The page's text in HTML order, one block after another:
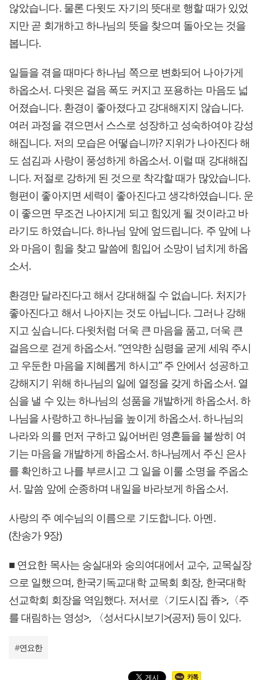
않았습니다. 물론 다윗도 자기의 뜻대로 행할 때가 있었
지만 곧 회개하고 하나님의 뜻을 찾으며 돌아오는 것을
봅니다.
일들을 겪을 때마다 하나님 쪽으로 변화되어 나아가게
하옵소서. 다윗은 걸음 폭도 커지고 포용하는 마음도 넓
어졌습니다. 환경이 좋아졌다고 강대해지지 않습니다.
여러 과정을 겪으면서 스스로 성장하고 성숙하여야 강성
해집니다. 저의 모습은 어떻습니까? 지위가 나아진다 해
도 섬김과 사랑이 풍성하게 하옵소서. 이럴 때 강대해집
니다. 저절로 강하게 된 것으로 착각할 때가 많았습니다.
형편이 좋아지면 세력이 좋아진다고 생각하였습니다. 운
이 좋으면 무조건 나아지게 되고 힘있게 될 것이라고 바
라기도 하였습니다. 하나님 앞에 엎드립니다. 주 앞에 나
와 마음이 힘을 찾고 말씀에 힘입어 소망이 넘치게 하옵
소서.
환경만 달라진다고 해서 강대해질 수 없습니다. 처지가
좋아진다고 해서 나아지는 것도 아닙니다. 그러나 강해
지고 싶습니다. 다윗처럼 더욱 큰 마음을 품고, 더욱 큰
걸음으로 걷게 하옵소서. “연약한 심령을 굳게 세워 주시
고 우둔한 마음을 지혜롭게 하시고” 주 안에서 성공하고
강해지기 위해 하나님의 일에 열정을 갖게 하옵소서. 열
심을 낼 수 있는 하나님의 성품을 개발하게 하옵소서. 하
나님을 사랑하고 하나님을 높이게 하옵소서. 하나님의
나라와 의를 먼저 구하고 잃어버린 영혼들을 불쌍히 여
기는 마음을 개발하게 하옵소서. 하나님께서 주신 은사
를 확인하고 나를 부르시고 그 일을 이룰 소명을 주옵소
서. 말씀 앞에 순종하며 내일을 바라보게 하옵소서.
사랑의 주 예수님의 이름으로 기도합니다. 아멘.
(찬송가 9장)
■ 연요한 목사는 숭실대와 숭의여대에서 교수, 교목실장
으로 일했으며, 한국기독교대학 교목회 회장, 한국대학
선교학회 회장을 역임했다. 저서로〈기도시집 香>,〈주
를 대림하는 영성>, 〈성서다시보기>(공저) 등이 있다.
#연요한